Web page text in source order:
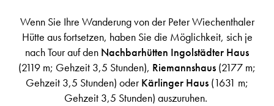
Wenn Sie Ihre Wanderung von der Peter Wiechenthaler
Hütte aus fortsetzen, haben Sie die Möglichkeit, sich je
nach Tour auf den Nachbarhütten Ingolstädter Haus
(2119 m; Gehzeit 3,5 Stunden), Riemannshaus (2177 m;
Gehzeit 3,5 Stunden) oderKärlinger Haus (1631 m;
Gehzeit 3,5 Stunden) auszuruhen.